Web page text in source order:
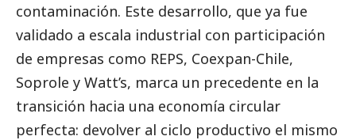
contaminación. Este desarrollo, que ya fue
validado a escala industrial con participación
de empresas como REPS, Coexpan-Chile,
Soprole y Watt’s, marca un precedente en la
transición hacia una economía circular
perfecta: devolver al ciclo productivo el mismo